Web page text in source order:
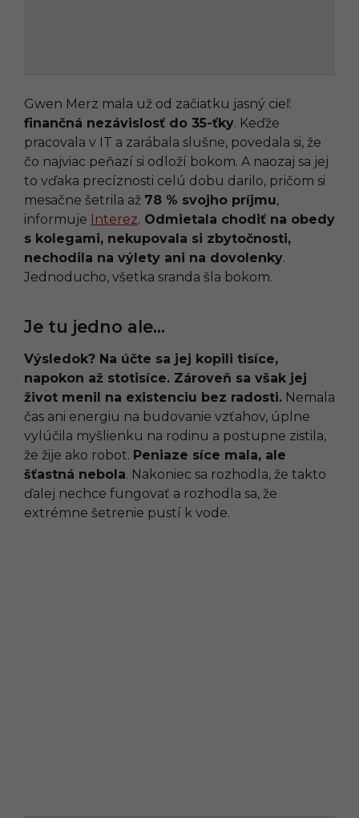
Gwen Merz mala už od začiatku jasný cieľ:
finančná nezávislosť do 35-ťky. Keďže
pracovala v IT a zarábala slušne, povedala si, že
čo najviac peňazí si odloží bokom. A naozaj sa jej
to vďaka precíznosti celú dobu darilo, pričom si
mesačne šetrila až 78 % svojho príjmu,
informuje
Interez. Odmietala chodiť na obedy
s kolegami, nekupovala si zbytočnosti,
nechodila na výlety ani na dovolenky.
Jednoducho, všetka sranda šla bokom.
Je tu jedno ale…
Výsledok? Na účte sa jej kopili tisíce,
napokon až stotisíce. Zároveň sa však jej
život menil na existenciu bez radosti. Nemala
čas ani energiu na budovanie vzťahov, úplne
vylúčila myšlienku na rodinu a postupne zistila,
že žije ako robot. Peniaze síce mala, ale
šťastná nebola. Nakoniec sa rozhodla, že takto
ďalej nechce fungovať a rozhodla sa, že
extrémne šetrenie pustí k vode.